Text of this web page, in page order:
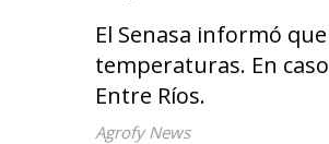
El Senasa informó
temperaturas. En
Entre Ríos.
Agrofy News